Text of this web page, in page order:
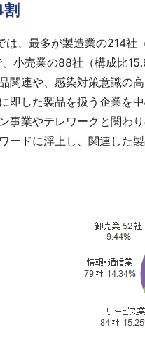
、最多が製造業の214
小売業の88社（構成比
連や、感染対策意識の
即した製品を扱う企業を
業やテレワークと関わ
ドに浮上し、関連した